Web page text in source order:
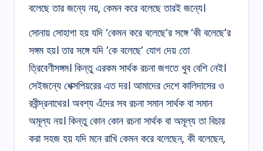
বলেছে তার জন্যে নয়, কেমন করে বলেছে তারই জন্যে।
সোনায় সোহাগা হয় যদি ‘কেমন করে বলেছে’র সঙ্গে ‘কী বলেছে’র
সঙ্গম হয়। তার সঙ্গে যদি ‘কে বলেছে’ যোগ দেয় তো
ত্রিবেণীসঙ্গম। কিন্তু এরকম সার্থক রচনা জগতে খুব বেশি নেই।
সেইজন্যে শেক্সপিয়রের এত দর। আমাদের দেশে কালিদাসের ও
রবীন্দ্রনাথের। অবশ্য এঁদের সব রচনা সমান সার্থক বা সমান
অমূল্য নয়। কিন্তু কোন কোন রচনা সার্থক বা অমূল্য তা বিচার
করা সহজ হয় যদি মনে রাখি কেমন করে বলেছেন, কী বলেছেন,